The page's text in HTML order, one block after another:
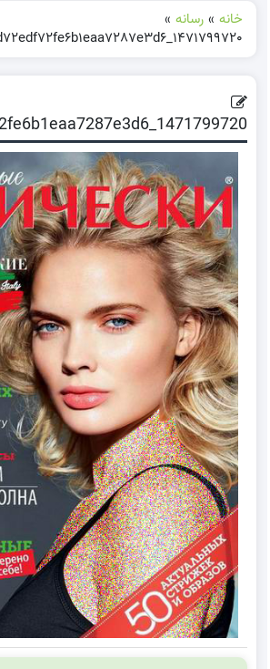
خانه » رسانه »
1471799720_b4ba5f25d72edf72fe6b1eaa7287e3d6
1471799720_b4ba5f25d72edf72fe6b1eaa7287e3d6